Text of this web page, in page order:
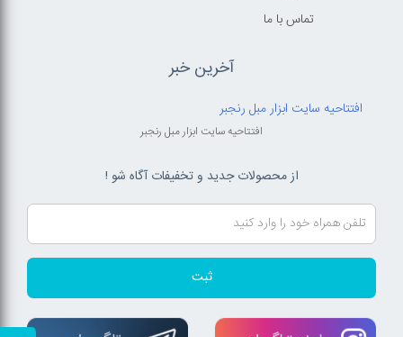
تماس با ما
آخرین خبر
افتتاحیه سایت ابزار مبل رنجبر
افتتاحیه سایت ابزار مبل رنجبر
از محصولات جدید و تخفیفات آگاه شو !
ثبت